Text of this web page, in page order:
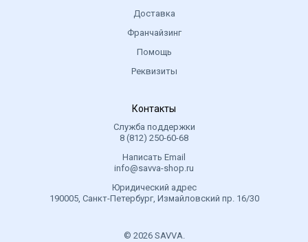
Доставка
Франчайзинг
Помощь
Реквизиты
Контакты
Служба поддержки
8 (812) 250-60-68
Написать Email
info@savva-shop.ru
Юридический адрес
190005, Санкт-Петербург, Измайловский пр. 16/30
© 2026 SAVVA.